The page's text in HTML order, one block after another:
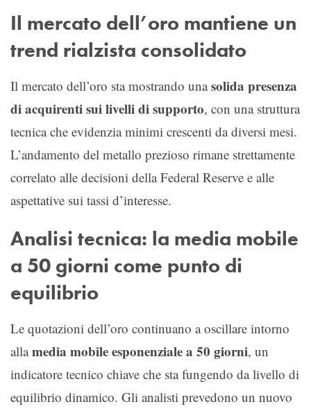
Il mercato dell’oro mantiene un
trend rialzista consolidato
Il mercato dell’oro sta mostrando unasolida presenza
di acquirenti sui livelli di supporto, con una struttura
tecnica che evidenzia minimi crescenti da diversi mesi.
L’andamento del metallo prezioso rimane strettamente
correlato alle decisioni della Federal Reserve e alle
aspettative sui tassi d’interesse.
Analisi tecnica: la media mobile
a 50 giorni come punto di
equilibrio
Le quotazioni dell’oro continuano a oscillare intorno
allamedia mobile esponenziale a 50 giorni, un
indicatore tecnico chiave che sta fungendo da livello di
equilibrio dinamico. Gli analisti prevedono un nuovo